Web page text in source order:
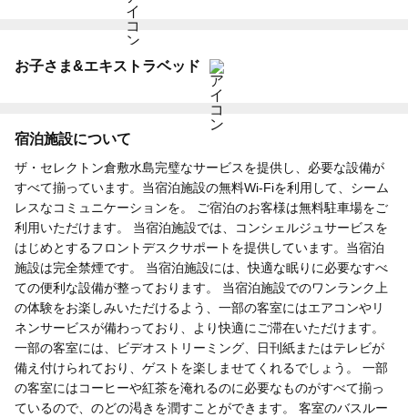
お子さま&エキストラベッド
宿泊施設について
ザ・セレクトン倉敷水島完璧なサービスを提供し、必要な設備が
すべて揃っています。当宿泊施設の無料Wi-Fiを利用して、シーム
レスなコミュニケーションを。 ご宿泊のお客様は無料駐車場をご
利用いただけます。 当宿泊施設では、コンシェルジュサービスを
はじめとするフロントデスクサポートを提供しています。当宿泊
施設は完全禁煙です。 当宿泊施設には、快適な眠りに必要なすべ
ての便利な設備が整っております。 当宿泊施設でのワンランク上
の体験をお楽しみいただけるよう、一部の客室にはエアコンやリ
ネンサービスが備わっており、より快適にご滞在いただけます。
一部の客室には、ビデオストリーミング、日刊紙またはテレビが
備え付けられており、ゲストを楽しませてくれるでしょう。 一部
の客室にはコーヒーや紅茶を淹れるのに必要なものがすべて揃っ
ているので、のどの渇きを潤すことができます。 客室のバスルー